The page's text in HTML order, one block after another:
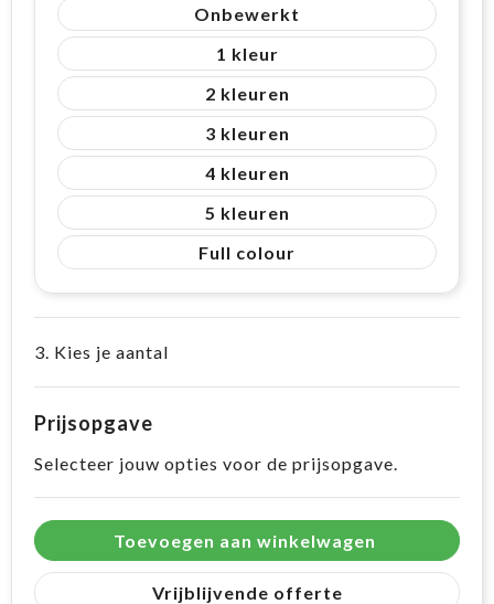
Onbewerkt
1
2
3
4
5
Full colour
3. Kies je aantal
Prijsopgave
Selecteer jouw opties voor de prijsopgave.
Toevoegen aan winkelwagen
Vrijblijvende offerte